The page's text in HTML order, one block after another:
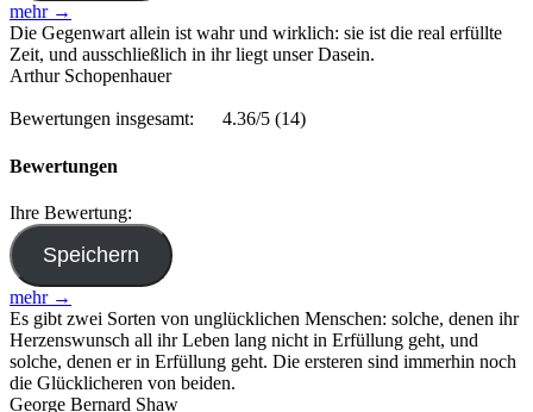
mehr →
Die Gegenwart allein ist wahr und wirklich: sie ist die real erfüllte
Zeit, und ausschließlich in ihr liegt unser Dasein.
Arthur Schopenhauer
Bewertungen insgesamt: 4.36/5 (14)
Bewertungen
Ihre Bewertung:
mehr →
Es gibt zwei Sorten von unglücklichen Menschen: solche, denen ihr
Herzenswunsch all ihr Leben lang nicht in Erfüllung geht, und
solche, denen er in Erfüllung geht. Die ersteren sind immerhin noch
die Glücklicheren von beiden.
George Bernard Shaw